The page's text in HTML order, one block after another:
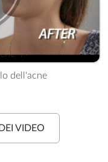
/>
dell'acne
VIDEO